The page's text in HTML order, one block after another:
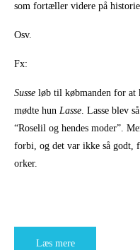
som fortæller videre på
Osv.
Fx:
Susse løb til købmanden for at
mødte hun Lasse. Lasse blev
“Roselil og hendes moder”.
forbi, og det var ikke så godt,
orker.
Læs mere